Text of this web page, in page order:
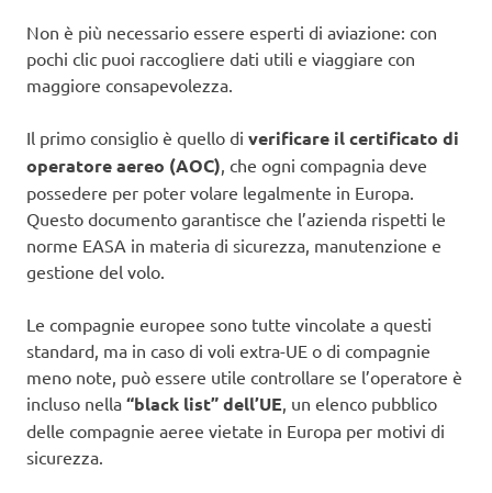
Non è più necessario essere esperti di aviazione: con
pochi clic puoi raccogliere dati utili e viaggiare con
maggiore consapevolezza.
Il primo consiglio è quello di verificare il certificato di
operatore aereo (AOC) , che ogni compagnia deve
possedere per poter volare legalmente in Europa.
Questo documento garantisce che l’azienda rispetti le
norme EASA in materia di sicurezza, manutenzione e
gestione del volo.
Le compagnie europee sono tutte vincolate a questi
standard, ma in caso di voli extra-UE o di compagnie
meno note, può essere utile controllare se l’operatore è
incluso nella “black list” dell’UE , un elenco pubblico
delle compagnie aeree vietate in Europa per motivi di
sicurezza.